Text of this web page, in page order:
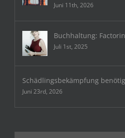
Juni 11th, 2026
Buchhaltung:
Juli 1st, 2025
Schädlingsbekämpfung
Juni 23rd, 2026